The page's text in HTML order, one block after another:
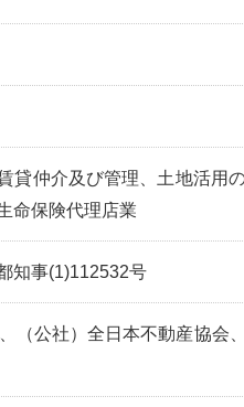
貸仲介及び管理、土地活用
命保険代理店業
知事(1)112532号
（公社）全日本不動産協会